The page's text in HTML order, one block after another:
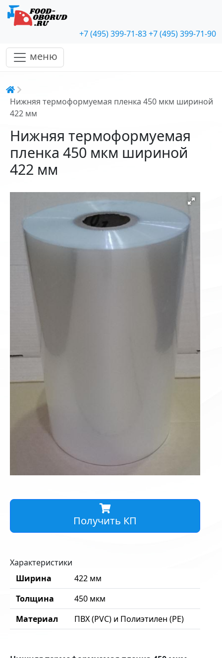
+7 (495) 399-71-83+7 (495) 399-71-90
меню
Строка навигации
Нижняя термоформуемая пленка 450 мкм шириной
422 мм
Нижняя термоформуемая
пленка 450 мкм шириной
422 мм
Получить КП
Характеристики
Ширина
422 мм
Толщина
450 мкм
Материал
ПВХ (PVC) и Полиэтилен (PE)